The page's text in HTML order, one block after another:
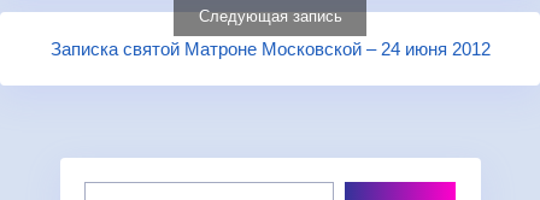
Следующая запись
Записка святой Матроне Московской – 24 июня 2012